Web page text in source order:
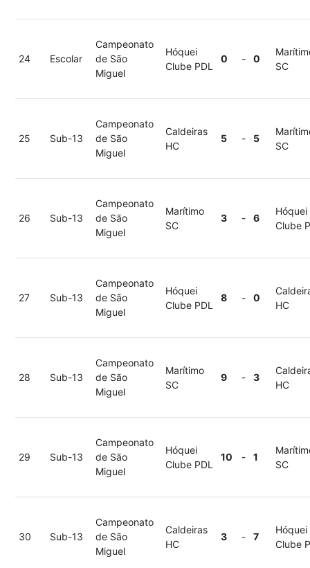
24 Escolar
Campeonato
de São
Miguel
Hóquei
Clube PDL
0 - 0
SC
25 Sub-13
Campeonato
de São
Miguel
Caldeiras
HC
5 - 5
SC
26 Sub-13
Campeonato
de São
Miguel
Marítimo
SC
3 - 6
Hóquei
Clube
27 Sub-13
Campeonato
de São
Miguel
Hóquei
Clube PDL
8 - 0
HC
28 Sub-13
Campeonato
de São
Miguel
Marítimo
SC
9 - 3
HC
29 Sub-13
Campeonato
de São
Miguel
Hóquei
Clube PDL
10 - 1
SC
30 Sub-13
Campeonato
de São
Miguel
Caldeiras
HC
3 - 7
Hóquei
Clube